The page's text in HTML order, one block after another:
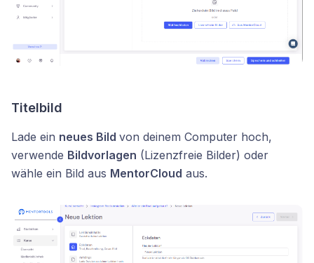
Titelbild
Lade ein neues Bild von deinem Computer hoch,
verwende Bildvorlagen (Lizenzfreie Bilder) oder
wähle ein Bild aus MentorCloud aus.